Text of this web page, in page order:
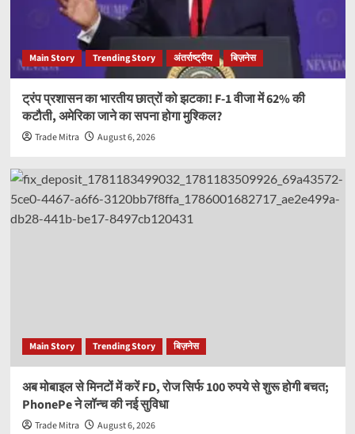
Main Story Trending Story अंतर्राष्ट्रीय बिज़नेस
ट्रंप प्रशासन का भारतीय छात्रों को झटका! F-1 वीजा में 62% की
कटौती, अमेरिका जाने का सपना होगा मुश्किल?
Trade Mitra August 6, 2026
Main Story Trending Story बिज़नेस
अब मोबाइल से मिनटों में करें FD, रोज सिर्फ 100 रुपये से शुरू होगी बचत;
PhonePe ने लॉन्च की नई सुविधा
Trade Mitra August 6, 2026